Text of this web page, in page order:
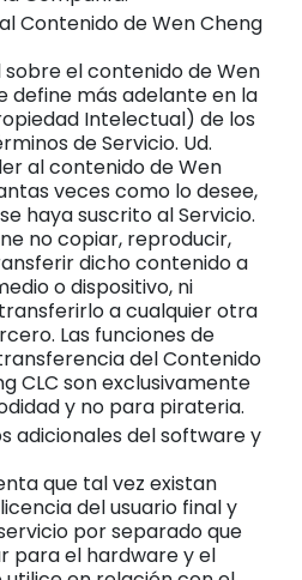
Contenido de Wen Cheng
sobre el contenido de Wen
define más adelante en la
Intelectual) de los
de Servicio. Ud.
al contenido de Wen
veces como lo desee,
haya suscrito al Servicio.
no copiar, reproducir,
dicho contenido a
o dispositivo, ni
a cualquier otra
Las funciones de
del Contenido
CLC son exclusivamente
y no para pirateria.
adicionales del software y
que tal vez existan
del usuario final y
por separado que
para el hardware y el